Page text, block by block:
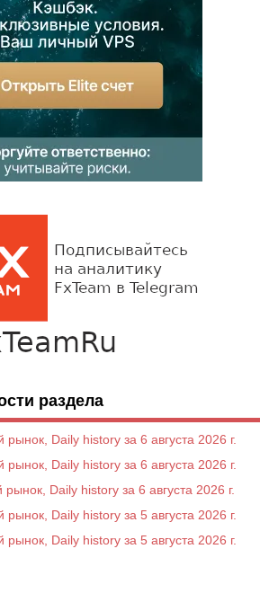
раздела
Daily history за 6 августа 2026 г.
Daily history за 6 августа 2026 г.
Daily history за 6 августа 2026 г.
Daily history за 5 августа 2026 г.
Daily history за 5 августа 2026 г.